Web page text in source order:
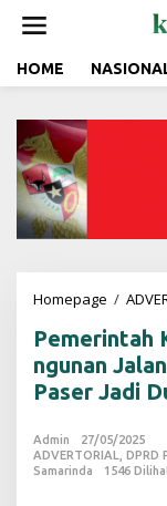
t
HOME
Homepage /
Pemerintah
ngunan
Paser Jadi
Admin
27/05/2025
ADVERTORIAL
DPRD
Samarinda
1546